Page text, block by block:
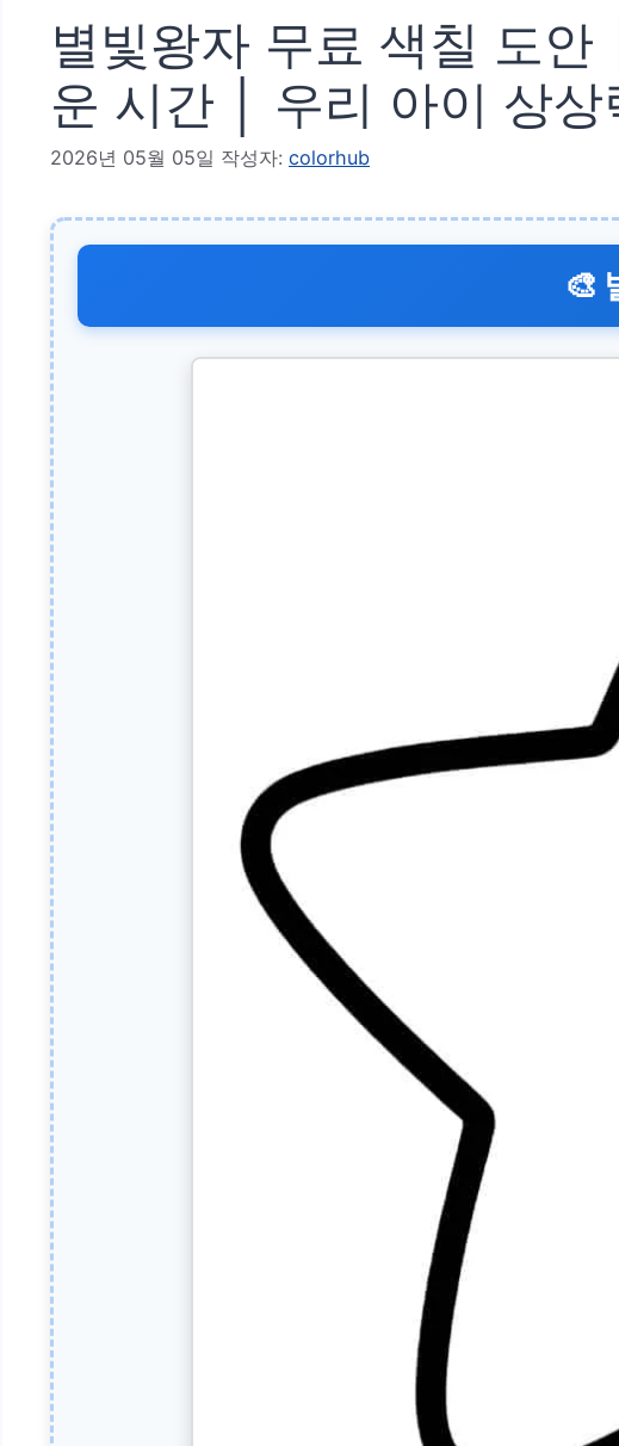
별빛왕자 무료 색칠 도
운 시간 │ 우리 아이 상상
2026년 05월 05일 작성자: colorhub
🎨